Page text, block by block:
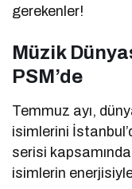
gerekenler!
Müzik
PSM’de
Temmuz ayı,
isimlerini
serisi
isimlerin